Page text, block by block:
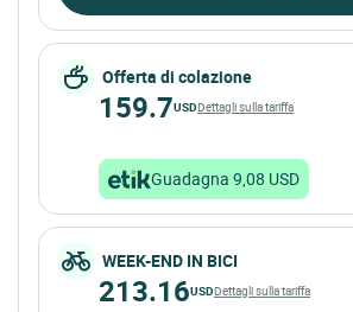
Offerta di colazione
159.7USDDettagli sulla tariffa
Guadagna 9,08 USD
WEEK-END IN BICI
213.16USDDettagli sulla tariffa